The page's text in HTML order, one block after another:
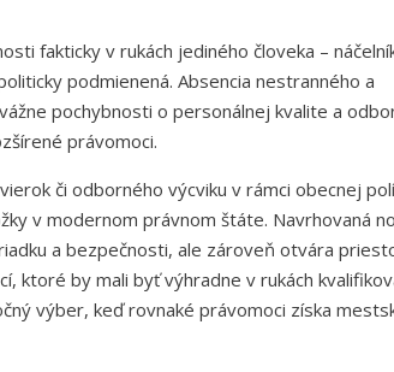
fakticky v rukách jediného človeka –
podmienená. Absencia nestranného a
pochybnosti o personálnej kvalite a
právomoci.
či odborného výcviku v rámci obecnej
v modernom právnom štáte. Navrhovaná
a bezpečnosti, ale zároveň otvára
ktoré by mali byť výhradne v rukách
výber, keď rovnaké právomoci získa